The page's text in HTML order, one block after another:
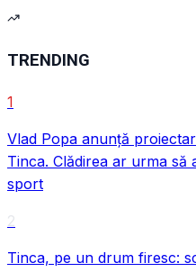
VIDEO
TRENDING
1
Vlad Popa anunță
Tinca. Clădirea ar urma să
sport
2
Tinca, pe un drum firesc: